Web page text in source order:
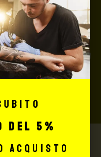
assicurazione (in
essere smarrita o
risarcirà l’intero
nessuno
un costo aggiuntivo del
da richiedere prima
indirizzo:
del 5%
acquisto